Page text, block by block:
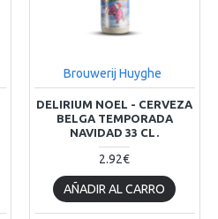
Brouwerij Huyghe
DELIRIUM NOEL - CERVEZA
BELGA TEMPORADA
NAVIDAD 33 CL.
2.92€
AÑADIR AL CARRO